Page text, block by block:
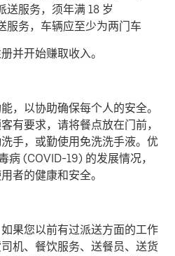
送服务，须年满 18 岁
服务，车辆应至少为两门车
并开始赚取收入。
，以协助确保每个人的安全。
有要求，请将餐点放在门前，
手，或勤使用免洗洗手液。优
病 (COVID-19) 的发展情况，
者的健康和安全。
果您以前有过派送方面的工作
机、餐饮服务、送餐员、送货